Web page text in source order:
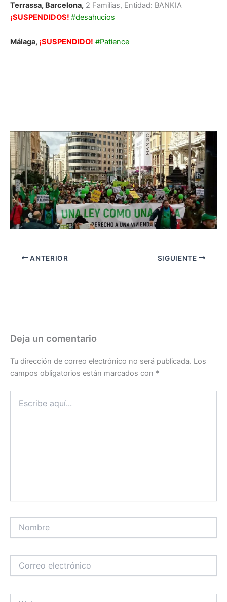
Terrassa, Barcelona, 2 Familias, Entidad: BANKIA
¡SUSPENDIDOS! #desahucios
Málaga, ¡SUSPENDIDO! #Patience
ANTERIOR SIGUIENTE
Deja un comentario
Tu dirección de correo electrónico no será publicada. Los
campos obligatorios están marcados con *
aquí...
electrónico